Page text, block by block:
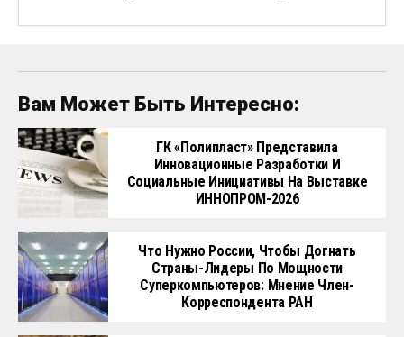
Вам Может Быть Интересно:
ГК «Полипласт» Представила
Инновационные Разработки И
Социальные Инициативы На Выставке
ИННОПРОМ-2026
Что Нужно России, Чтобы Догнать
Страны-Лидеры По Мощности
Суперкомпьютеров: Мнение Член-
Корреспондента РАН